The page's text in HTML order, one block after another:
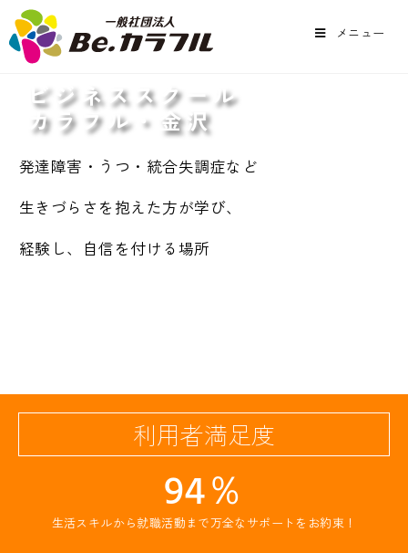
メニュー
ビジネススクール
カラフル・金沢
発達障害・うつ・統合失調症など
生きづらさを抱えた方が学び、
経験し、自信を付ける場所
利用者満足度
生活スキルから就職活動まで万全なサポートをお約束！
94％